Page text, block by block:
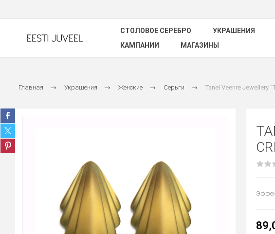
СТОЛОВОЕ СЕРЕБРО УКРАШЕНИЯ
КАМПАНИИ
МАГАЗИНЫ
Главная Украшения Женские Серьги Tanel Veenre Jewellery